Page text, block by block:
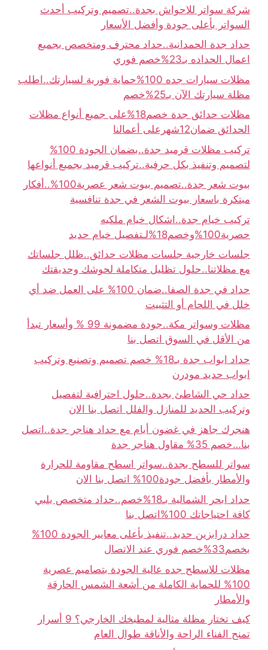
شركة سواتر للاحواش بجدة..تصميم وتركيب أحدث
السواتر بأعلى جودة وأفضل الأسعار
حداد جدة الحمدانية..حداد محترف ومتخصص بجميع
اعمال الحداده بـ23%خصم فوري
مظلات سيارات جده 100%حماية فورية لسيارتك..اطلب
مظلة سيارتك الآن بـ25%خصم
مظلات حدائق جدة خصم18%على جميع أنواع مظلات
الحدائق ضمان12شهرعلى أعمالنا
تركيب مظلات قرميد جدة..بضمان الجودة 100%
لتصميم وتنفيذ بكل حرفية..تركيب قرميد بجميع أنواعها
بيوت شعر جدة..تصميم بيوت شعر عصرية100%..أفكار
مبتكرة باسعار بيوت الشعر في جدة تنافسية
تركيب خيام جدة..اشكال خيام ملكيه
حصرية100%وخصم18%لـتفصيل خيام حديد
جلسات خارجية جلسات مظلات حدائق..ظلل جلساتك
مع مظلاتنا..حلول تظليل متكاملة لحوشك وحديقتك
حداد في جدة الصفا..ضمان 100% على العمل ضد أي
خلل في اللحام أو التثبيت
مظلات وسواتر مكة..جودة مضمونة 99 % وأسعار تبدأ
من الأقل في السوق اتصل بنا
حداد ابواب جدة بـ18% خصم تصميم وتصنيع وتركيب
ابواب حديد مودرن
حداد حي الشاطئ بجدة..حلول احترافية لتفصيل
وتركيب الحديد للمنازل والفلل اتصل بنا الان
هنجرك جاهز في غضون أيام مع حداد هناجر جدة..اتصل
بنا…خصم 35% مقاول هناجر جدة
سواتر للسطح بجدة..سواتر اسطح مقاومة للحرارة
والأمطار بأفضل جودة100% اتصل بنا الان
حداد ابحر الشمالية بـ18%خصم..حداد متخصص يلبي
كافة احتياجاتك 100%اتصل بنا
حداد درابزين حديد..تنفيذ بأعلى معايير الجودة 100%
بخصم33%خصم فوري عند الاتصال
مظلات للاسطح جده عالية الجودة بتصاميم عصرية
100% للحماية الكاملة من أشعة الشمس الحارقة
والأمطار
كيف تختار مظلة مثالية لمطبخك الخارجي؟ 9 أسرار
تمنح الفناء الراحة والأناقة طوال العام